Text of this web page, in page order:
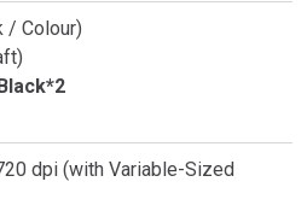
/ Colour)
dpi (with Variable-Sized